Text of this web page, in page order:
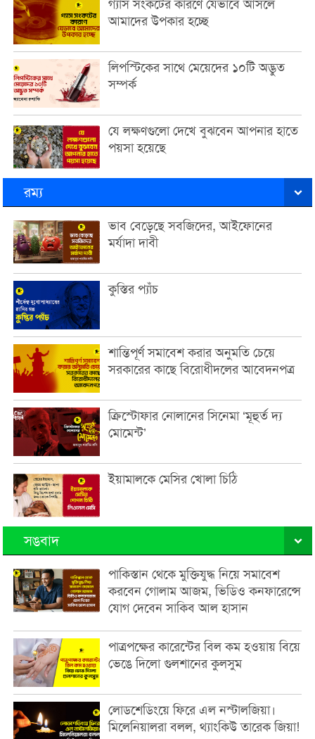
গ্যাস সংকটের কারণে যেভাবে আসলে
আমাদের উপকার হচ্ছে
লিপস্টিকের সাথে মেয়েদের ১০টি অদ্ভুত
সম্পর্ক
যে লক্ষণগুলো দেখে বুঝবেন আপনার হাতে
পয়সা হয়েছে
রম্য
ভাব বেড়েছে সবজিদের, আইফোনের
মর্যাদা দাবী
কুস্তির প্যাঁচ
শান্তিপূর্ণ সমাবেশ করার অনুমতি চেয়ে
সরকারের কাছে বিরোধীদলের আবেদনপত্র
ক্রিস্টোফার নোলানের সিনেমা ‘মূহুর্ত দ্য
মোমেন্ট’
ইয়ামালকে মেসির খোলা চিঠি
সঙবাদ
পাকিস্তান থেকে মুক্তিযুদ্ধ নিয়ে সমাবেশ
করবেন গোলাম আজম, ভিডিও কনফারেন্সে
যোগ দেবেন সাকিব আল হাসান
পাত্রপক্ষের কারেন্টের বিল কম হওয়ায় বিয়ে
ভেঙে দিলো গুলশানের কুলসুম
লোডশেডিংয়ে ফিরে এল নস্টালজিয়া।
মিলেনিয়ালরা বলল, থ্যাংকিউ তারেক জিয়া!